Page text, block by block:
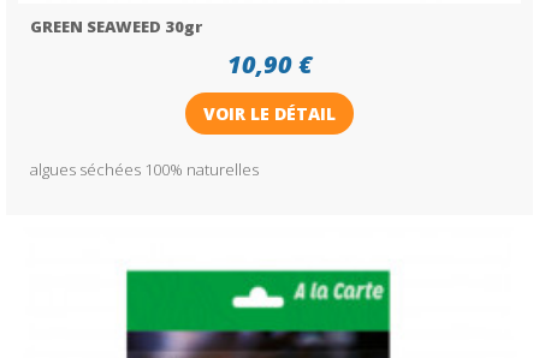
GREEN SEAWEED 30gr
10,90 €
VOIR LE DÉTAIL
algues séchées 100% naturelles